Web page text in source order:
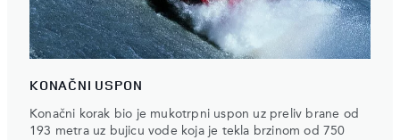
KONAČNI USPON
Konačni korak bio je mukotrpni uspon uz preliv brane od
193 metra uz bujicu vode koja je tekla brzinom od 750